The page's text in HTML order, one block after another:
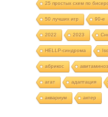
25 простых схем по
50 лучших игр 90-е
2022 2023
HELLP-синдрома
абрикос авитаминоз
агат адаптация
аквариум актер